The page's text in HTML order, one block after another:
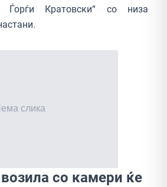
Ѓорѓи Кратовски“ со низа
со камери ќе